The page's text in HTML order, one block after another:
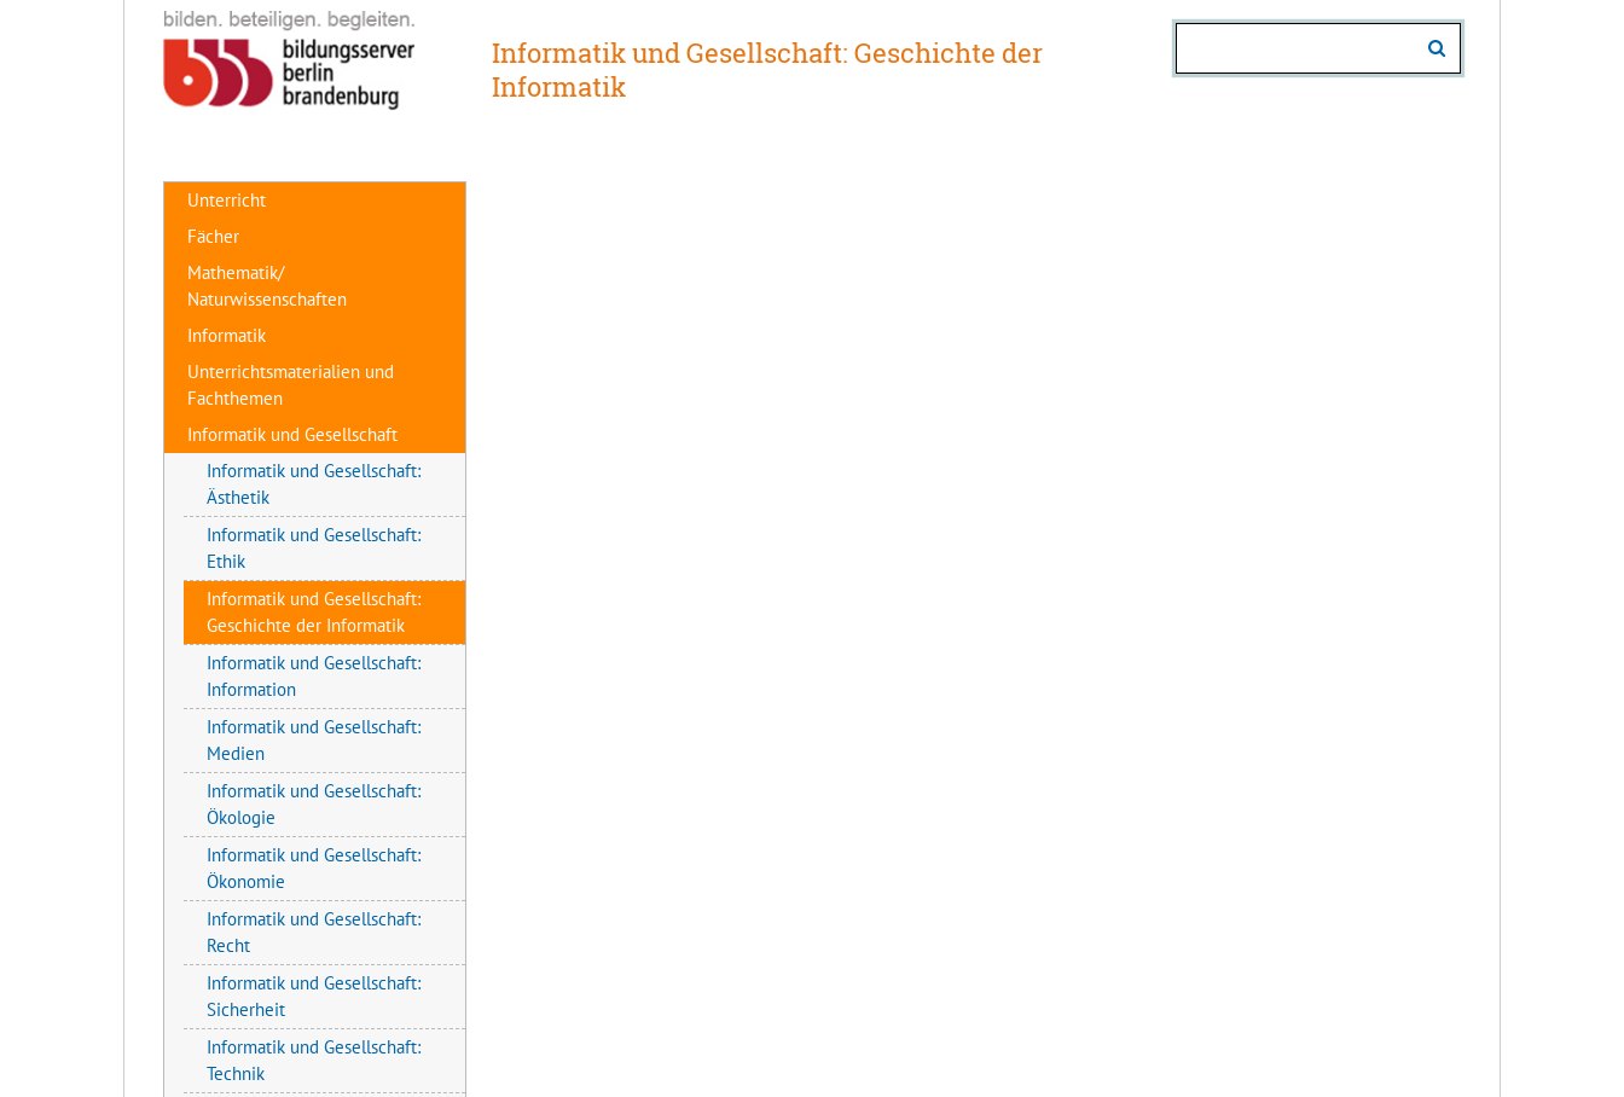
Informatik und Gesellschaft: Geschichte der
Informatik
Unterricht
Fächer
Mathematik/
Naturwissenschaften
Informatik
Unterrichtsmaterialien und
Fachthemen
Informatik und Gesellschaft
Informatik und Gesellschaft:
Ästhetik
Informatik und Gesellschaft:
Ethik
Informatik und Gesellschaft:
Geschichte der Informatik
Informatik und Gesellschaft:
Information
Informatik und Gesellschaft:
Medien
Informatik und Gesellschaft:
Ökologie
Informatik und Gesellschaft:
Ökonomie
Informatik und Gesellschaft:
Recht
Informatik und Gesellschaft:
Sicherheit
Informatik und Gesellschaft:
Technik